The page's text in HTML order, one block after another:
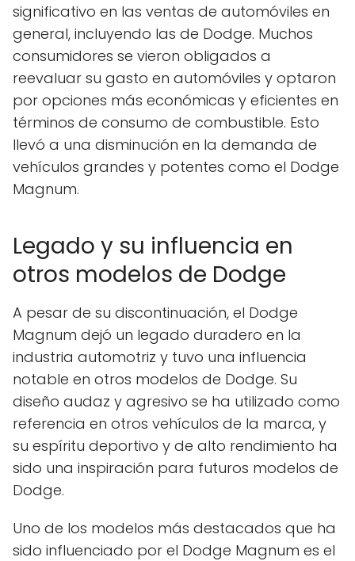
significativo en las ventas de automóviles en
general, incluyendo las de Dodge. Muchos
consumidores se vieron obligados a
reevaluar su gasto en automóviles y optaron
por opciones más económicas y eficientes en
términos de consumo de combustible. Esto
llevó a una disminución en la demanda de
vehículos grandes y potentes como el Dodge
Magnum.
Legado y su influencia en
otros modelos de Dodge
A pesar de su discontinuación, el Dodge
Magnum dejó un legado duradero en la
industria automotriz y tuvo una influencia
notable en otros modelos de Dodge. Su
diseño audaz y agresivo se ha utilizado como
referencia en otros vehículos de la marca, y
su espíritu deportivo y de alto rendimiento ha
sido una inspiración para futuros modelos de
Dodge.
Uno de los modelos más destacados que ha
sido influenciado por el Dodge Magnum es el